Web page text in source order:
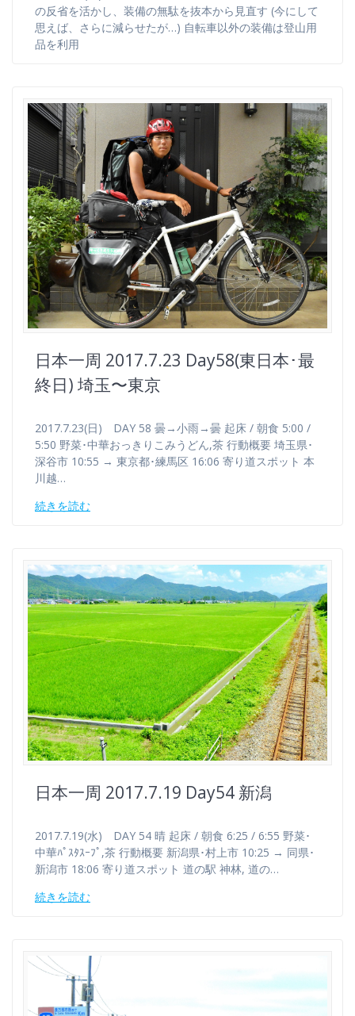
の反省を活かし、装備の無駄を抜本から見直す (今にして
思えば、さらに減らせたが…) 自転車以外の装備は登山用
品を利用
日本一周 2017.7.23 Day58(東日本･最
終日) 埼玉〜東京
2017.7.23(日) DAY 58 曇→小雨→曇 起床 / 朝食 5:00 /
5:50 野菜･中華おっきりこみうどん,茶 行動概要 埼玉県･
深谷市 10:55 → 東京都･練馬区 16:06 寄り道スポット 本
川越…
続きを読む
日本一周 2017.7.19 Day54 新潟
2017.7.19(水) DAY 54 晴 起床 / 朝食 6:25 / 6:55 野菜･
中華ﾊﾟｽﾀｽｰﾌﾟ,茶 行動概要 新潟県･村上市 10:25 → 同県･
新潟市 18:06 寄り道スポット 道の駅 神林, 道の…
続きを読む